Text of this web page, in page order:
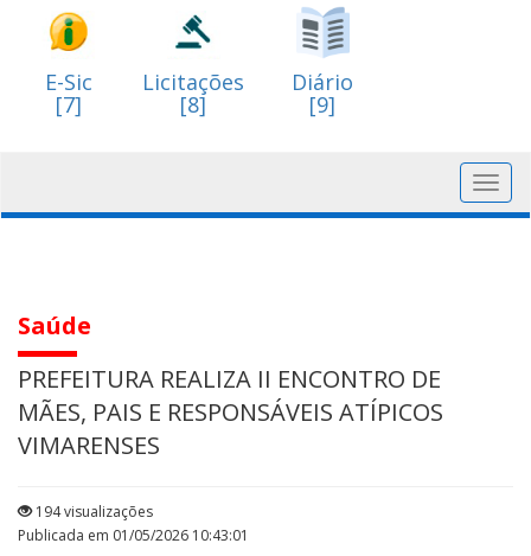
E-Sic
[7]
Licitações
[8]
Diário
[9]
Saúde
PREFEITURA REALIZA II ENCONTRO DE
MÃES, PAIS E RESPONSÁVEIS ATÍPICOS
VIMARENSES
194 visualizações
Publicada em 01/05/2026 10:43:01